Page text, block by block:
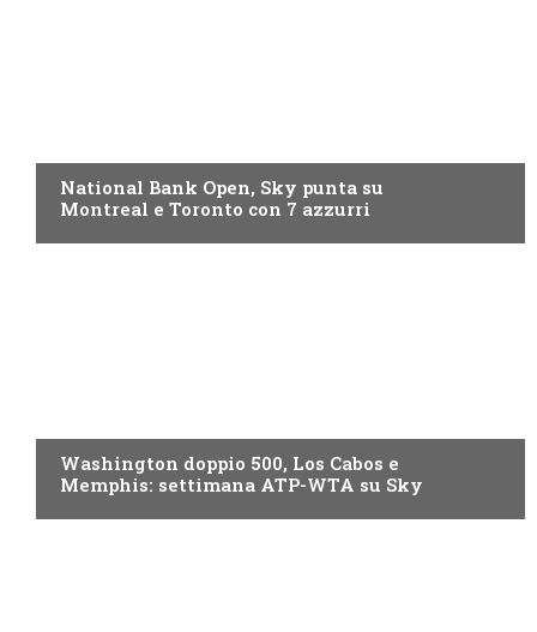
National Bank Open, Sky punta su
Montreal e Toronto con 7 azzurri
Washington doppio 500, Los Cabos e
Memphis: settimana ATP-WTA su Sky